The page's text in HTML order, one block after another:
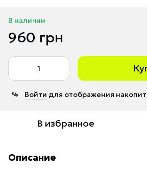
В наличии
960 грн
% Войти для отображения
В избранное
Описание